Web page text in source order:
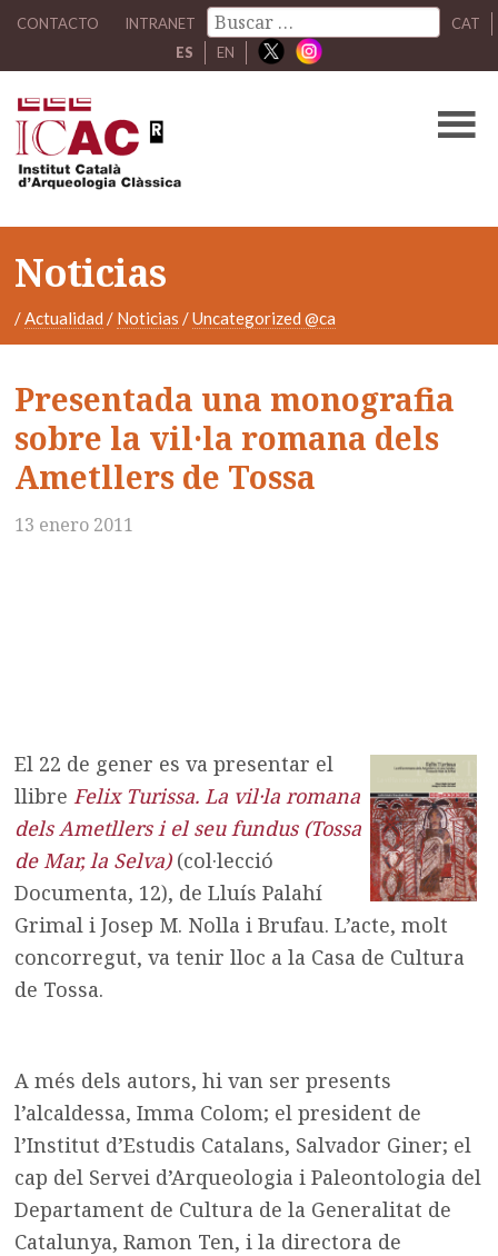
CONTACTO INTRANET
CAT
ES
EN
Noticias
/Actualidad / Noticias /Uncategorized @ca
Presentada una monografia
sobre la vil·la romana dels
Ametllers de Tossa
13 enero 2011
El 22 de gener es va presentar el
llibreFelix Turissa. La vil·la romana
dels Ametllers i el seu fundus (Tossa
de Mar, la Selva)(col·lecció
Documenta, 12), de Lluís Palahí
Grimal i Josep M. Nolla i Brufau. L’acte, molt
concorregut, va tenir lloc a la Casa de Cultura
de Tossa.
A més dels autors, hi van ser presents
l’alcaldessa, Imma Colom; el president de
l’Institut d’Estudis Catalans, Salvador Giner; el
cap del Servei d’Arqueologia i Paleontologia del
Departament de Cultura de la Generalitat de
Catalunya, Ramon Ten, i la directora de